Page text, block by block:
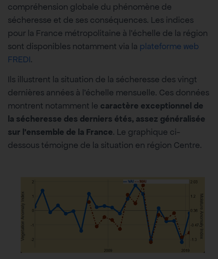
compréhension globale du phénomène de
sécheresse et de ses conséquences. Les indices
pour la France métropolitaine à l’échelle de la région
sont disponibles notamment via la plateforme web
FREDI.
Ils illustrent la situation de la sécheresse des vingt
dernières années à l’échelle mensuelle. Ces données
montrent notamment le caractère exceptionnel de
la sécheresse des derniers étés, assez généralisée
sur l’ensemble de la France. Le graphique ci-
dessous témoigne de la situation en région Centre.